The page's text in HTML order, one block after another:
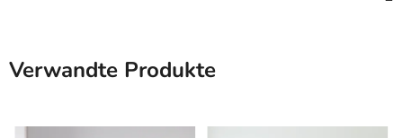
Verwandte Produkte